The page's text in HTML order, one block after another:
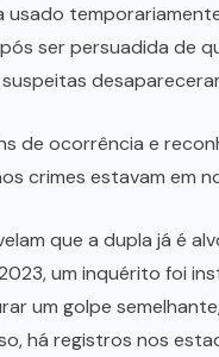
ser persuadida de
de ocorrência e
crimes estavam em
que a dupla já é
um inquérito foi
um golpe
há registros nos